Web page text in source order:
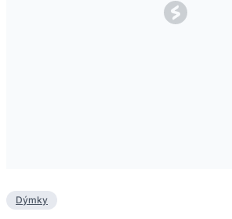
Dýmky